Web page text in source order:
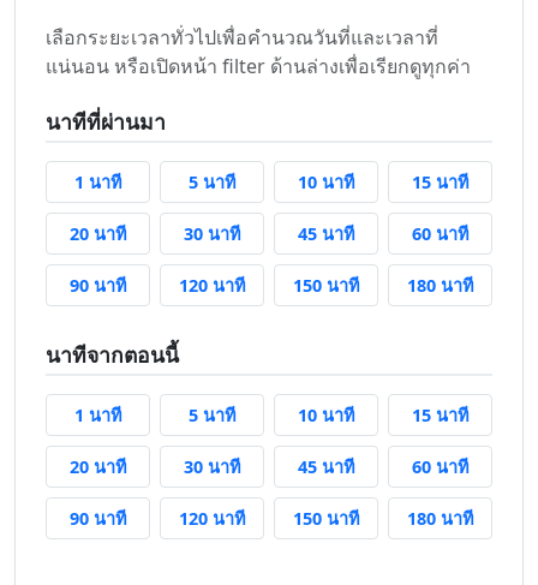
เลือกระยะเวลาทั่วไปเพื่อคำนวณวันที่และเวลาที่
แน่นอน หรือเปิดหน้า filter ด้านล่างเพื่อเรียกดูทุกค่า
นาทีที่ผ่านมา
1 นาที1 นาทีที่แล้ว5 นาที5 นาทีที่แล้ว10 นาที10 นาทีที่แล้ว
15 นาที15 นาที
20 นาที20 นาทีที่แล้ว
30 นาที30 นาทีที่แล้ว
45 นาที45 นาทีที่แล้ว
60 นาที60 นาที
90 นาที90 นาทีที่แล้ว
120 นาที120 นาทีที่แล้ว
150 นาที150 นาทีที่แล้ว
180 นาที180 นา
นาทีจากตอนนี้
1 นาที1 นาทีจากนี้5 นาที5 นาทีจากนี้10 นาที10 นาทีจากนี้
15 นาที15 นาที
20 นาที20 นาทีจากนี้
30 นาที30 นาทีจากนี้
45 นาที45 นาทีจากนี้
60 นาที60 นาที
90 นาที90 นาทีจากนี้
120 นาที120 นาทีจากนี้
150 นาที150 นาทีจากนี้
180 นาที180 นา